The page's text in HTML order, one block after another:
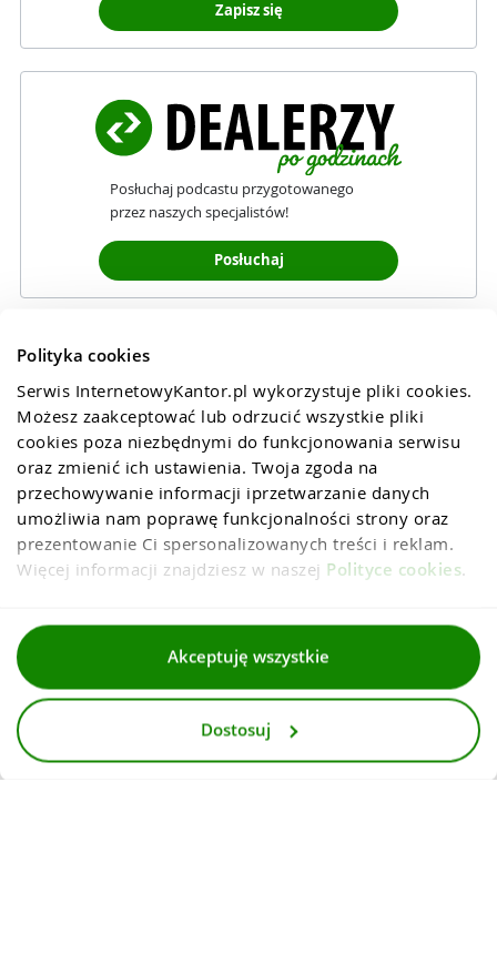
Polityka cookies
Serwis InternetowyKantor.pl wykorzystuje pliki cookies.
Możesz zaakceptować lub odrzucić wszystkie pliki
cookies poza niezbędnymi do funkcjonowania serwisu
oraz zmienić ich ustawienia. Twoja zgoda na
przechowywanie informacji iprzetwarzanie danych
umożliwia nam poprawę funkcjonalności strony oraz
prezentowanie Ci spersonalizowanych treści i reklam.
Więcej informacji znajdziesz w naszej Polityce cookies.
Akceptuję wszystkie
Dostosuj
Zapisz się
Posłuchaj podcastu przygotowanego
przez naszych specjalistów!
Posłuchaj
Regulaminy
Dla mediów